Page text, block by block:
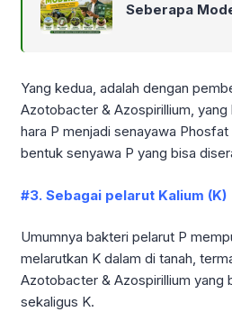
Seberapa
Yang kedua, adalah dengan
Azotobacter & Azospirillium, yang
hara P menjadi senayawa
bentuk senyawa P yang bisa
#3. Sebagai pelarut Kalium (K)
Umumnya bakteri pelarut P
melarutkan K dalam di tanah,
Azotobacter & Azospirillium yang
sekaligus K.